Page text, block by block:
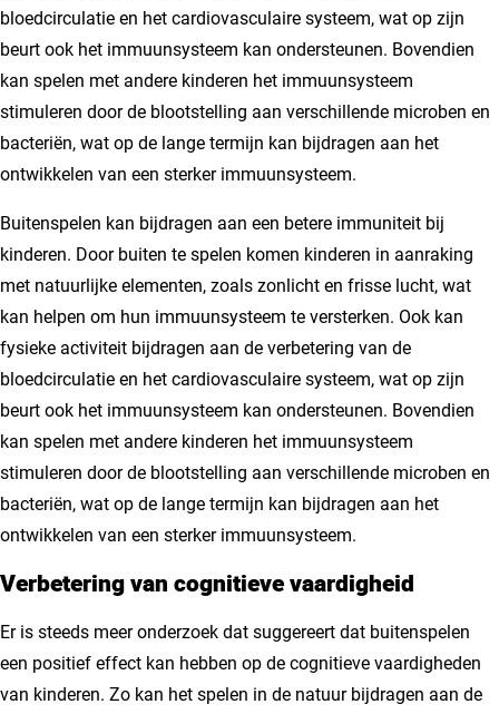
bloedcirculatie en het cardiovasculaire systeem, wat op zijn
beurt ook het immuunsysteem kan ondersteunen. Bovendien
kan spelen met andere kinderen het immuunsysteem
stimuleren door de blootstelling aan verschillende microben en
bacteriën, wat op de lange termijn kan bijdragen aan het
ontwikkelen van een sterker immuunsysteem.
Buitenspelen kan bijdragen aan een betere immuniteit bij
kinderen. Door buiten te spelen komen kinderen in aanraking
met natuurlijke elementen, zoals zonlicht en frisse lucht, wat
kan helpen om hun immuunsysteem te versterken. Ook kan
fysieke activiteit bijdragen aan de verbetering van de
bloedcirculatie en het cardiovasculaire systeem, wat op zijn
beurt ook het immuunsysteem kan ondersteunen. Bovendien
kan spelen met andere kinderen het immuunsysteem
stimuleren door de blootstelling aan verschillende microben en
bacteriën, wat op de lange termijn kan bijdragen aan het
ontwikkelen van een sterker immuunsysteem.
Verbetering van cognitieve vaardigheid
Er is steeds meer onderzoek dat suggereert dat buitenspelen
een positief effect kan hebben op de cognitieve vaardigheden
van kinderen. Zo kan het spelen in de natuur bijdragen aan de